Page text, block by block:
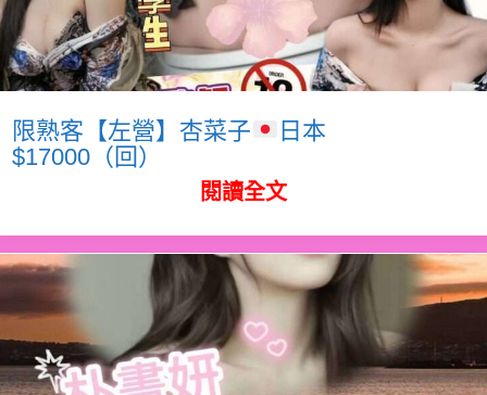
限熟客【左營】杏菜子
日本
$17000（回）
閱讀全文